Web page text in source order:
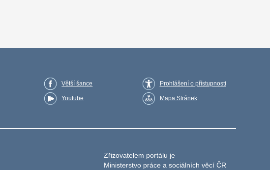
Větší šance
Youtube
Prohlášení o přístupnosti
Mapa Stránek
Zřizovatelem portálu je
Ministerstvo práce a sociálních věcí ČR